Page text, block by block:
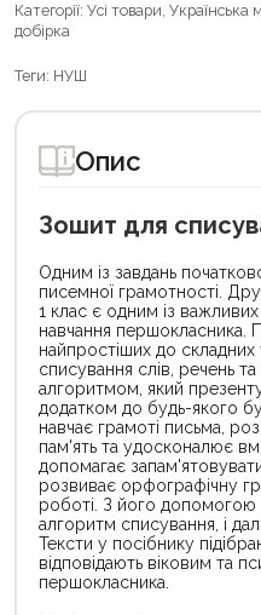
Категорії: Усі товари, Українська
добірка
Теги: НУШ
Опис
Зошит для
Одним із завдань
писемної грамотності.
1 клас є одним із
навчання першокласника.
найпростіших до складних
списування слів, речень
алгоритмом, який
додатком до будь-якого
навчає грамоті письма,
пам'ять та удосконалює
допомагає
розвиває орфографічну
роботі. З його допомогою
алгоритм списування, і
Тексти у посібнику
відповідають віковим та
першокласника.